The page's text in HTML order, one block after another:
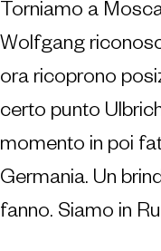
Torniamo a
Wolfgang
ora ricoprono
certo punto
momento in poi
Germania. Un
fanno. Siamo in